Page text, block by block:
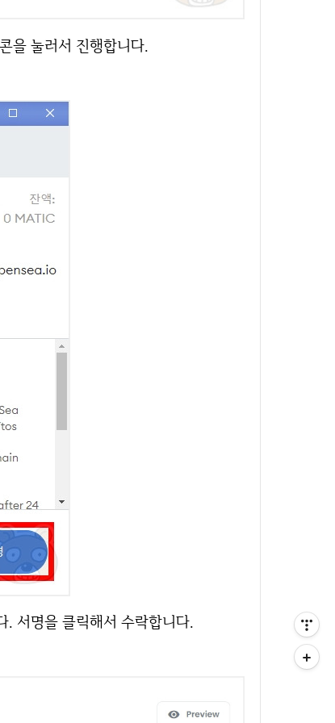
을 눌러서 진행합니다.
. 서명을 클릭해서 수락합니다.